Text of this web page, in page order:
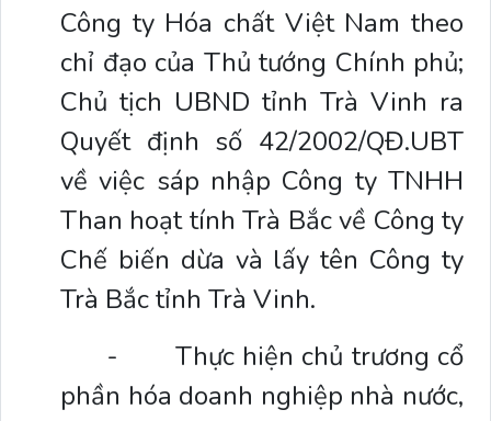
Công ty Hóa chất Việt Nam theo
chỉ đạo của Thủ tướng Chính phủ;
Chủ tịch UBND tỉnh Trà Vinh ra
Quyết định số 42/2002/QĐ.UBT
về việc sáp nhập Công ty TNHH
Than hoạt tính Trà Bắc về Công ty
Chế biến dừa và lấy tên Công ty
Trà Bắc tỉnh Trà Vinh.
-
Thực hiện chủ trương cổ
phần hóa doanh nghiệp nhà nước,